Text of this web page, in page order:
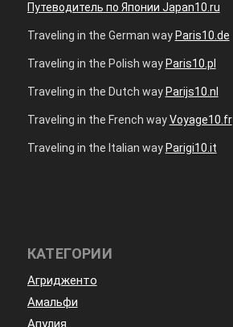
Путеводитель по Японии Japan10.ru
Traveling in the German way Paris10.de
Traveling in the Polish way Paris10.pl
Traveling in the Dutch way Parijs10.nl
Traveling in the French wayVoyage10.fr
Traveling in the Italian way Parigi10.it
КАТЕГОРИИ
Агридженто
Амальфи
Апулия